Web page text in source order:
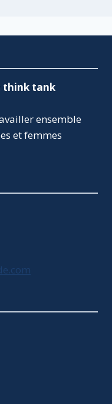
think tank
ensemble
et femmes